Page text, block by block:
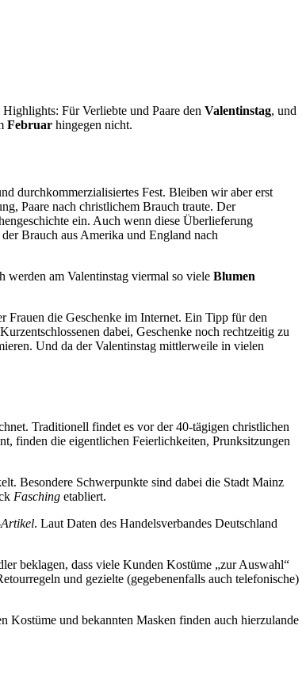
Für Verliebte und Paare den Valentinstag, und
Februar hingegen nicht.
durchkommerzialisiertes Fest. Bleiben wir aber erst
Paare nach christlichem Brauch traute. Der
ein. Auch wenn diese Überlieferung
Brauch aus Amerika und England nach
werden am Valentinstag viermal so viele Blumen
Frauen die Geschenke im Internet. Ein Tipp für den
dabei, Geschenke noch rechtzeitig zu
Und da der Valentinstag mittlerweile in vielen
Traditionell findet es vor der 40-tägigen christlichen
finden die eigentlichen Feierlichkeiten, Prunksitzungen
Besondere Schwerpunkte sind dabei die Stadt Mainz
Fasching etabliert.
. Laut Daten des Handelsverbandes Deutschland
beklagen, dass viele Kunden Kostüme „zur Auswahl“
und gezielte (gegebenenfalls auch telefonische)
Kostüme und bekannten Masken finden auch hierzulande